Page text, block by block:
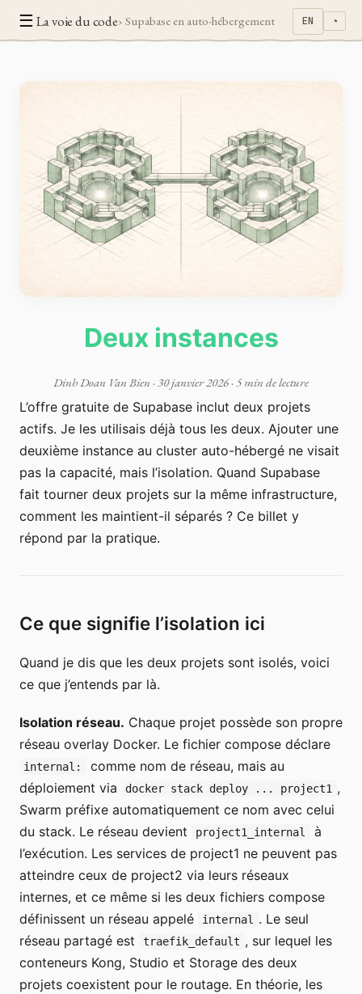
☰ La voie du code› Supabase en auto-hébergement EN ◔
Deux instances
Dinh Doan Van Bien ·30 janvier 2026· 5 min de lecture
L’offre gratuite de Supabase inclut deux projets
actifs. Je les utilisais déjà tous les deux. Ajouter une
deuxième instance au cluster auto-hébergé ne visait
pas la capacité, mais l’isolation. Quand Supabase
fait tourner deux projets sur la même infrastructure,
comment les maintient-il séparés ? Ce billet y
répond par la pratique.
Ce que signifie l’isolation ici
Quand je dis que les deux projets sont isolés, voici
ce que j’entends par là.
Isolation réseau. Chaque projet possède son propre
réseau overlay Docker. Le fichier compose déclare
internal:
comme nom de réseau, mais au
déploiement via
docker stack deploy ... project1 ,
Swarm préfixe automatiquement ce nom avec celui
du stack. Le réseau devient
project1_internal
à
l’exécution. Les services de project1 ne peuvent pas
atteindre ceux de project2 via leurs réseaux
internes, et ce même si les deux fichiers compose
définissent un réseau appelé
internal
. Le seul
réseau partagé est
traefik_default , sur lequel les
conteneurs Kong, Studio et Storage des deux
projets coexistent pour le routage. En théorie, les